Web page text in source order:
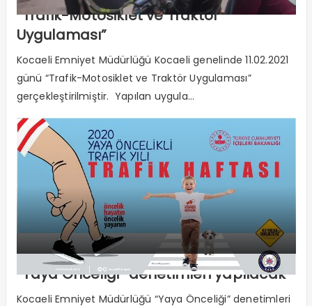
“Trafik-Motosiklet ve Traktör
Uygulaması”
Kocaeli Emniyet Müdürlüğü Kocaeli genelinde 11.02.2021
günü “Trafik-Motosiklet ve Traktör Uygulaması”
gerçekleştirilmiştir. Yapılan uygula...
“Yaya Önceliği” denetimleri yapılacak
Kocaeli Emniyet Müdürlüğü “Yaya Önceliği” denetimleri